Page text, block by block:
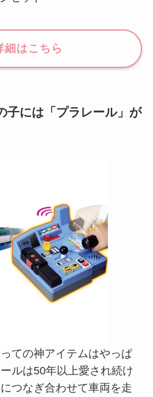
細はこちら
子には「プラレール」が
ての神アイテムはやっぱ
ルは50年以上愛され続け
つなぎ合わせて車両を走